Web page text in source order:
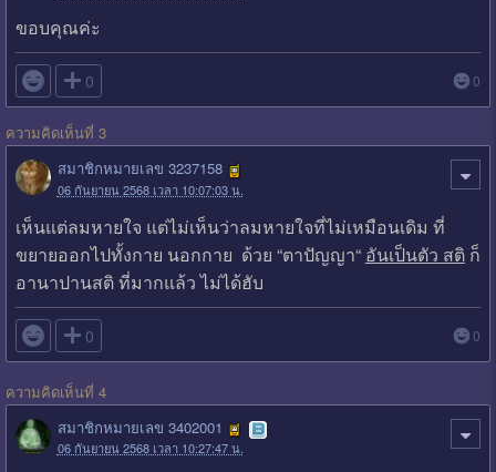
ขอบคุณค่ะ
 0 0
ความคิดเห็นที่ 3
สมาชิกหมายเลข 3237158
06 กันยายน 2568 เวลา 10:07:03 น.
เห็นแต่ลมหายใจ แต่ไม่เห็นว่าลมหายใจที่ไม่เหมือนเดิม ที่
ขยายออกไปทั้งกาย นอกกาย ด้วย “ตาปัญญา“ อันเป็นตัว สติก็
อานาปานสติ ที่มากแล้ว ไม่ได้ฮับ
 0 0
ความคิดเห็นที่ 4
สมาชิกหมายเลข 3402001
06 กันยายน 2568 เวลา 10:27:47 น.